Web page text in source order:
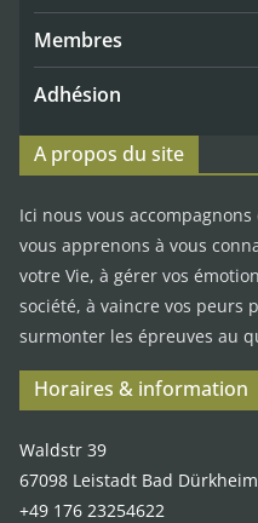
Membres
Adhésion
A propos du site
Ici nous vous
vous apprenons à vous
votre Vie, à gérer vos
société, à vaincre vos peurs
surmonter les épreuves au
Horaires & information
Waldstr 39
67098 Leistadt Bad
+49 176 23254622